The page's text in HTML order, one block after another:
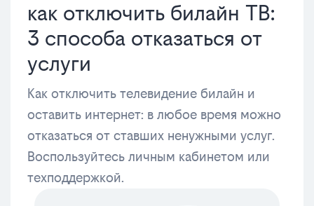
как отключить билайн ТВ:
3 способа отказаться от
услуги
Как отключить телевидение билайн и
оставить интернет: в любое время можно
отказаться от ставших ненужными услуг.
Воспользуйтесь личным кабинетом или
техподдержкой.